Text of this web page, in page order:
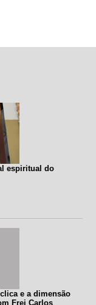
espiritual do
e a dimensão
Frei Carlos